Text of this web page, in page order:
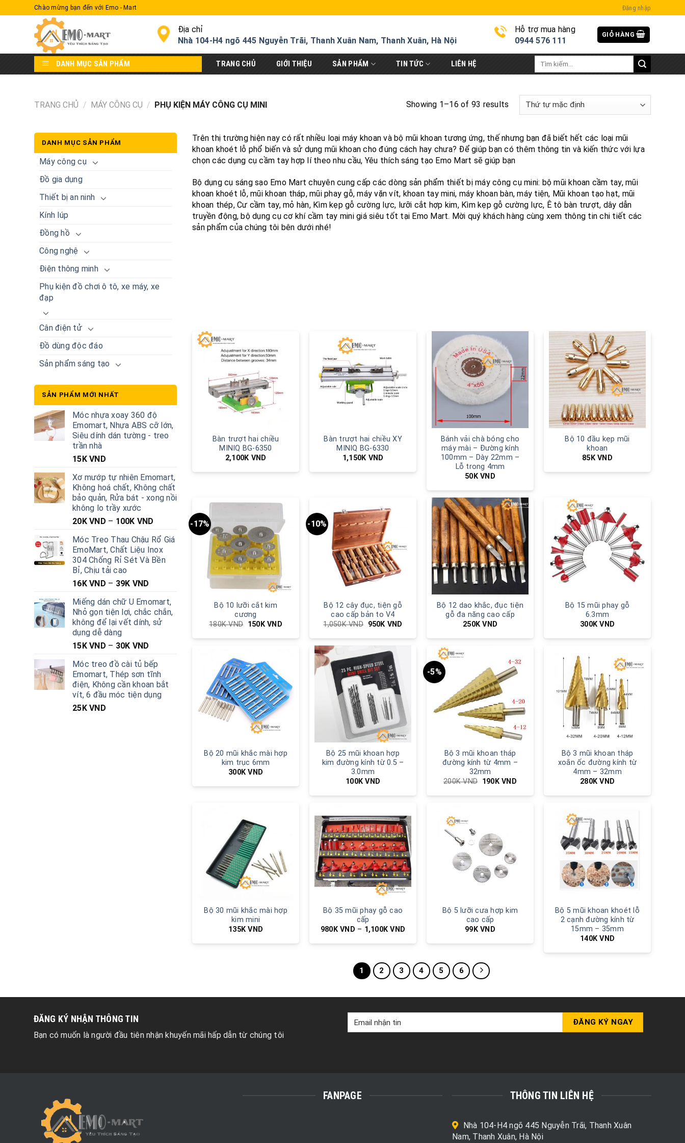
to
Chào mừng bạn đến với Emo - Mart Đăng nhập
Địa chỉ
Nhà 104-H4 ngõ 445 Nguyễn Trãi, Thanh Xuân Nam, Thanh Xuân, Hà Nội
Hỗ trợ mua hàng
0944 576 111
GIỎ HÀNG
DANH MỤC SẢN PHẨM TRANG CHỦ GIỚI THIỆU SẢN PHẨM TIN TỨC LIÊN HỆ
kiếm:
TRANG CHỦ / MÁY CÔNG CỤ / PHỤ KIỆN MÁY CÔNG CỤ MINI Showing 1–16 of 93 results
DANH MỤC SẢN PHẨM
Máy công cụ
Đồ gia dụng
Thiết bị an ninh
Kính lúp
Đồng hồ
Công nghệ
Điện thông minh
Phụ kiện đồ chơi ô tô, xe máy, xe
đạp
Cân điện tử
Đồ dùng độc đáo
Sản phẩm sáng tạo
SẢN PHẨM MỚI NHẤT
Móc nhựa xoay 360 độ
Emomart, Nhựa ABS cỡ lớn,
Siêu dính dán tường - treo
trần nhà
15K VND
Xơ mướp tự nhiên Emomart,
Không hoá chất, Không chất
bảo quản, Rửa bát - xong nồi
không lo trầy xước
20K VND – 100K VND
Móc Treo Thau Chậu Rổ Giá
EmoMart, Chất Liệu Inox
304 Chống Rỉ Sét Và Bền
Bỉ, Chịu tải cao
16K VND – 39K VND
Miếng dán chữ U Emomart,
Nhỏ gọn tiện lợi, chắc chắn,
không để lại vết dính, sử
dụng dễ dàng
15K VND – 30K VND
Móc treo đồ cài tủ bếp
Emomart, Thép sơn tĩnh
điện, Không cần khoan bắt
vít, 6 đầu móc tiện dụng
25K VND
Trên thị trường hiện nay có rất nhiều loại máy khoan và bộ mũi khoan tương ứng, thế nhưng bạn đã biết hết các loại mũi
khoan khoét lỗ phổ biến và sử dụng mũi khoan cho đúng cách hay chưa? Để giúp bạn có thêm thông tin và kiến thức với lựa
chọn các dụng cụ cầm tay hợp lí theo nhu cầu, Yêu thích sáng tạo Emo Mart sẽ giúp bạn
Bộ dụng cụ sáng sạo Emo Mart chuyên cung cấp các dòng sản phẩm thiết bị máy công cụ mini: bộ mũi khoan cầm tay, mũi
khoan khoét lỗ, mũi khoan tháp, mũi phay gỗ, máy vặn vít, khoan tay mini, máy khoan bàn, máy tiện, Mũi khoan tạo hạt, mũi
khoan thép, Cư cầm tay, mỏ hàn, Kìm kẹp gỗ cường lực, lưỡi cắt hợp kim, Kìm kẹp gỗ cường lực, Ê tô bàn trượt, dây dẫn
truyền động, bộ dụng cụ cơ khí cầm tay mini giá siêu tốt tại Emo Mart. Mời quý khách hàng cùng xem thông tin chi tiết các
sản phẩm của chúng tôi bên dưới nhé!
Bàn trượt hai chiều
MINIQ BG-6350
2,100K VND
Bàn trượt hai chiều XY
MINIQ BG-6330
1,150K VND
Bánh vải chà bóng cho
máy mài – Đường kính
100mm – Dày 22mm –
Lỗ trong 4mm
50KVND
Bộ 10 đầu kẹp mũi
khoan
85KVND
-17%
Bộ 10 lưỡi cắt kim
cương
180KVND 150KVND
-10%
Bộ 12 cây đục, tiện gỗ
cao cấp bản to V4
1,050KVND 950K VND
Bộ 12 dao khắc, đục tiện
gỗ đa năng cao cấp
250KVND
Bộ 15 mũi phay gỗ
6.3mm
300KVND
Bộ 20 mũi khắc mài hợp
kim trục 6mm
300KVND
Bộ 25 mũi khoan hợp
kim đường kính từ 0.5 –
3.0mm
100KVND
-5%
Bộ 3 mũi khoan tháp
đường kính từ 4mm –
32mm
200KVND 190KVND
Bộ 3 mũi khoan tháp
xoắn ốc đường kính từ
4mm – 32mm
280KVND
Bộ 30 mũi khắc mài hợp
kim mini
135KVND
Bộ 35 mũi phay gỗ cao
cấp
980KVND – 1,100KVND
Bộ 5 lưỡi cưa hợp kim
cao cấp
99KVND
Bộ 5 mũi khoan khoét lỗ
2 cạnh đường kính từ
15mm – 35mm
140KVND
1 2 3 4 5 6
ĐĂNG KÝ NHẬN THÔNG TIN
Bạn có muốn là người đầu tiên nhận khuyến mãi hấp dẫn từ chúng tôi
FANPAGE THÔNG TIN LIÊN HỆ
Nhà 104-H4 ngõ 445 Nguyễn Trãi, Thanh Xuân
Nam, Thanh Xuân, Hà Nội